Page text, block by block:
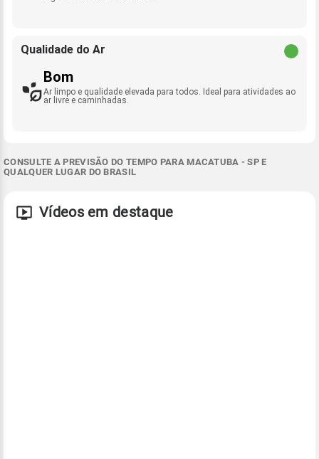
Qualidade do Ar
Bom
Ar limpo e qualidade elevada para todos. Ideal para atividades ao
ar livre e caminhadas.
CONSULTE A PREVISÃO DO TEMPO PARA MACATUBA - SP E
QUALQUER LUGAR DO BRASIL
Vídeos em destaque